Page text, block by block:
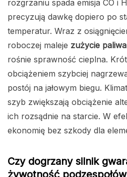
rozgrzaniu spada emisja CO i
precyzują dawkę dopiero po
temperatur. Wraz z
roboczej maleje zużycie
rośnie sprawność cieplna.
obciążeniem szybciej
postój na jałowym biegu.
szyb zwiększają obciążenie
ich rozsądnie na starcie. W
ekonomię bez szkody dla
Czy dogrzany silnik
żywotność podzespołów